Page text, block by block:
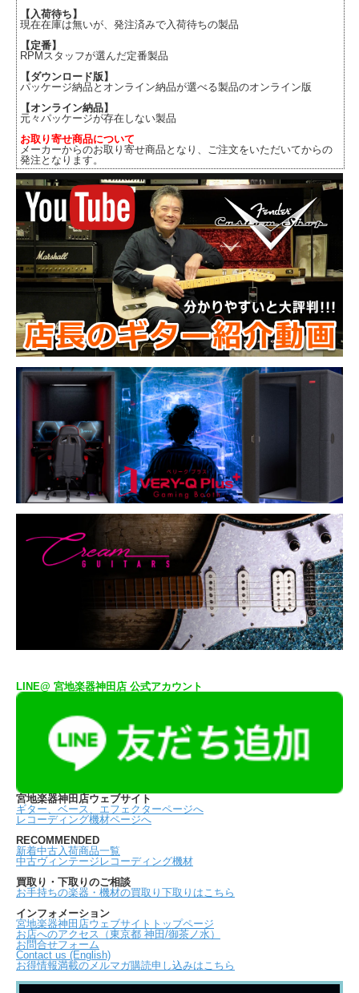
【入荷待ち】
現在在庫は無いが、発注済みで入荷待ちの製品
【定番】
RPMスタッフが選んだ定番製品
【ダウンロード版】
パッケージ納品とオンライン納品が選べる製品のオンライン版
【オンライン納品】
元々パッケージが存在しない製品
お取り寄せ商品について
メーカーからのお取り寄せ商品となり、ご注文をいただいてからの
発注となります。
LINE@ 宮地楽器神田店 公式アカウント
宮地楽器神田店ウェブサイト
ギター、ベース、エフェクターページへ
レコーディング機材ページへ
RECOMMENDED
新着中古入荷商品一覧
中古ヴィンテージレコーディング機材
買取り・下取りのご相談
お手持ちの楽器・機材の買取り下取りはこちら
インフォメーション
宮地楽器神田店ウェブサイトトップページ
お店へのアクセス（東京都 神田/御茶ノ水）
お問合せフォーム
Contact us (English)
お得情報満載のメルマガ購読申し込みはこちら